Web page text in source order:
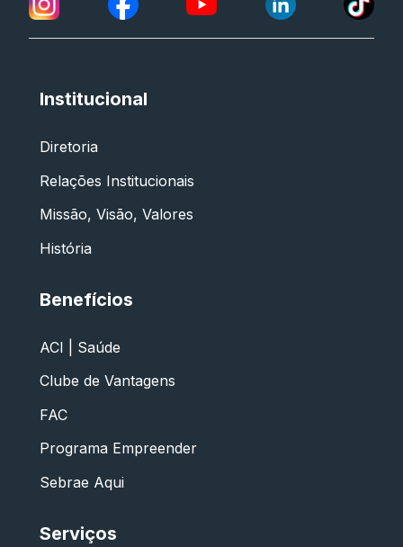
Institucional
Diretoria
Relações Institucionais
Missão, Visão, Valores
História
Benefícios
ACI | Saúde
Clube de Vantagens
FAC
Programa Empreender
Sebrae Aqui
Serviços